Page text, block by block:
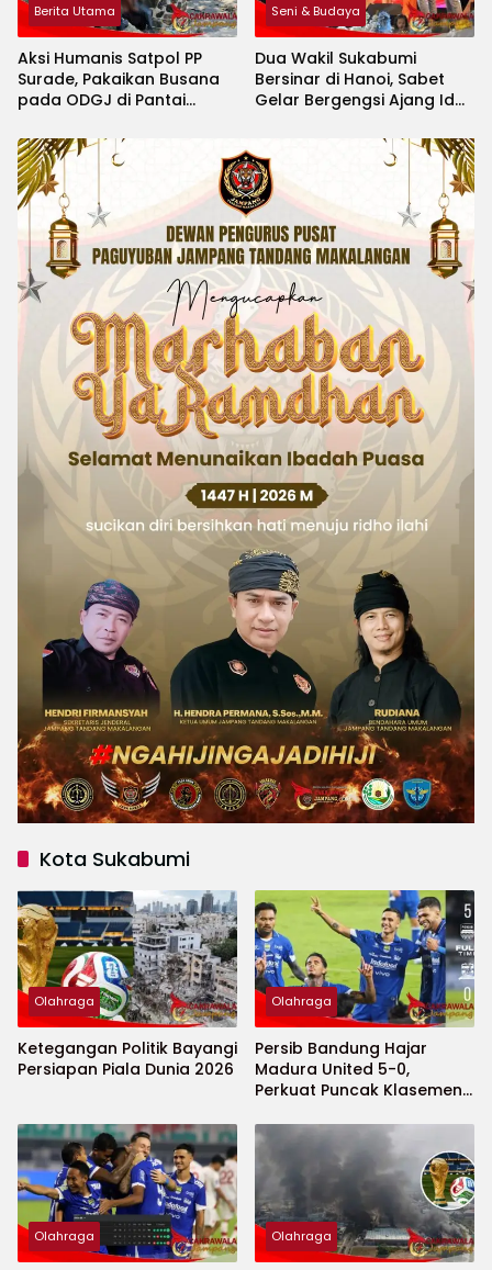
Berita Utama
Aksi Humanis Satpol PP
Surade, Pakaikan Busana
pada ODGJ di Pantai
Seni & Budaya
Dua Wakil Sukabumi
Bersinar di Hanoi, Sabet
Gelar Bergengsi Ajang Idol
Kota Sukabumi
Olahraga
Ketegangan Politik Bayangi
Persiapan Piala Dunia 2026
Olahraga
Persib Bandung Hajar
Madura United 5-0,
Perkuat Puncak Klasemen
Olahraga Olahraga